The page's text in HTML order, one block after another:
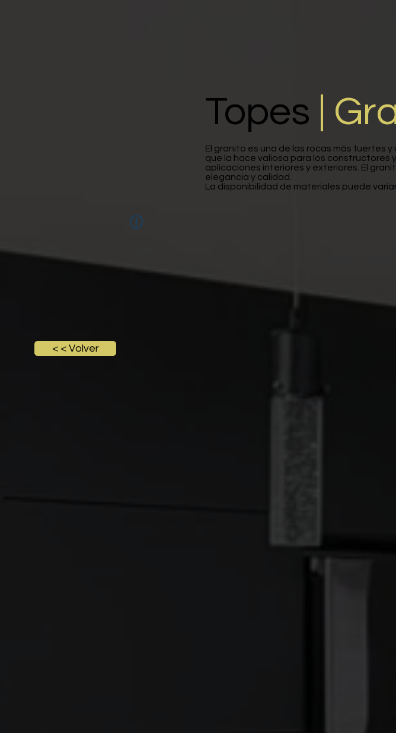
Topes |
El granito es una de las rocas más fuertes
que la hace valiosa para los constructores
aplicaciones interiores y exteriores. El
elegancia y calidad.
La disponibilidad de materiales puede
< < Volver